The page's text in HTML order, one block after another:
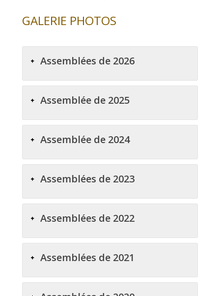
GALERIE PHOTOS
Assemblées de 2026
Assemblée de 2025
Assemblée de 2024
Assemblées de 2023
Assemblées de 2022
Assemblées de 2021